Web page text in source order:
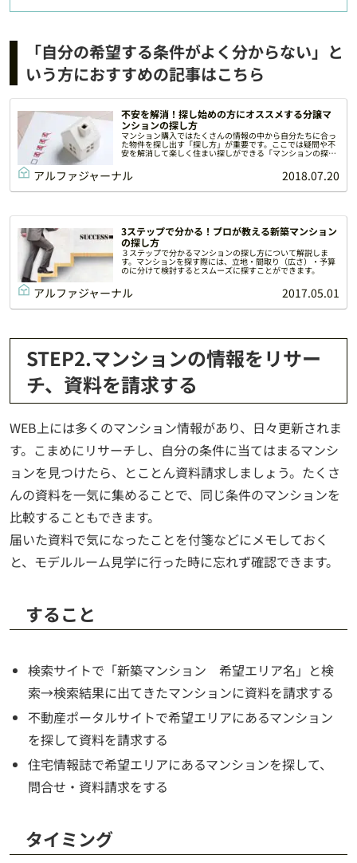
「自分の希望する条件がよく分からない」と
いう方におすすめの記事はこちら
不安を解消！探し始めの方にオススメする分譲マ
ンションの探し方
マンション購入ではたくさんの情報の中から自分たちに合っ
た物件を探し出す「探し方」が重要です。ここでは疑問や不
安を解消して楽しく住まい探しができる「マンションの探し
アルファジャーナル 2018.07.20
3ステップで分かる！プロが教える新築マンション
の探し方
３ステップで分かるマンションの探し方について解説しま
す。マンションを探す際には、立地・間取り（広さ）・予算
のに分けて検討するとスムーズに探すことができます。
アルファジャーナル 2017.05.01
STEP2.マンションの情報をリサー
チ、資料を請求する
WEB上には多くのマンション情報があり、日々更新されま
す。こまめにリサーチし、自分の条件に当てはまるマンシ
ョンを見つけたら、とことん資料請求しましょう。たくさ
んの資料を一気に集めることで、同じ条件のマンションを
比較することもできます。
届いた資料で気になったことを付箋などにメモしておく
と、モデルルーム見学に行った時に忘れず確認できます。
すること
検索サイトで「新築マンション 希望エリア名」と検
索→検索結果に出てきたマンションに資料を請求する
不動産ポータルサイトで希望エリアにあるマンション
を探して資料を請求する
住宅情報誌で希望エリアにあるマンションを探して、
問合せ・資料請求をする
タイミング